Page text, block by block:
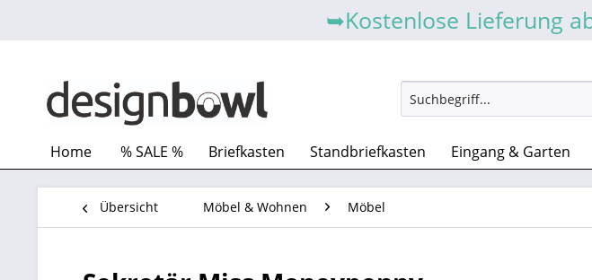
➥Kostenlose Lieferung
Home % SALE % Briefkasten Standbriefkasten Eingang & Garten
Übersicht Möbel & Wohnen Möbel